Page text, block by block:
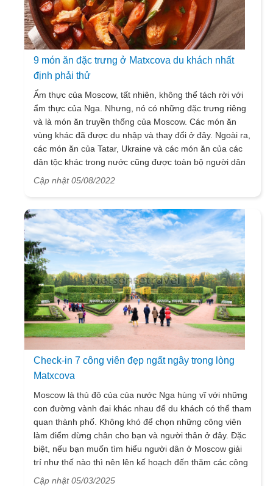
9 món ăn đặc trưng ở Matxcova du khách nhất
định phải thử
Ẩm thực của Moscow, tất nhiên, không thể tách rời với
ẩm thực của Nga. Nhưng, nó có những đặc trưng riêng
và là món ăn truyền thống của Moscow. Các món ăn
vùng khác đã được du nhập và thay đổi ở đây. Ngoài ra,
các món ăn của Tatar, Ukraine và các món ăn của các
dân tộc khác trong nước cũng được toàn bộ người dân
Moscow ưa chuộng.
Cập nhật 05/08/2022
Check-in 7 công viên đẹp ngất ngây trong lòng
Matxcova
Moscow là thủ đô của của nước Nga hùng vĩ với những
con đường vành đai khác nhau để du khách có thể tham
quan thành phố. Không khó để chọn những công viên
làm điểm dừng chân cho bạn và người thân ở đây. Đặc
biệt, nếu bạn muốn tìm hiểu người dân ở Moscow giải
trí như thế nào thì nên lên kế hoạch đến thăm các công
viên, bạn sẽ thấy khá thú vị đấy!.
Cập nhật 05/03/2025